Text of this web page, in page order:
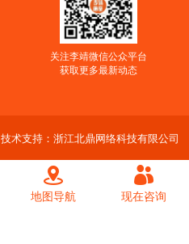
地图导航 现在咨询
关注李靖微信公众平台
获取更多最新动态
技术支持：浙江北鼎网络科技有限公司